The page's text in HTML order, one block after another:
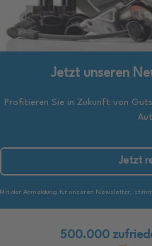
Jetzt unseren
Profitieren Sie in Zukunft von
Jetzt
Mit der Anmeldung für unseren Newsletter,
500.000